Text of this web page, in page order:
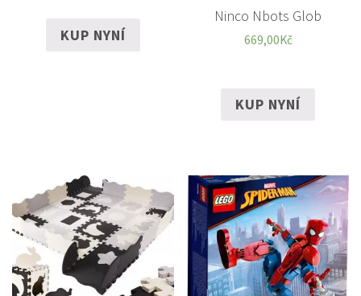
KUP NYNÍ
Ninco Nbots Glob
669,00Kč
KUP NYNÍ